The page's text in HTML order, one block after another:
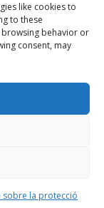
like cookies to
to these
behavior or
consent, may
la protecció